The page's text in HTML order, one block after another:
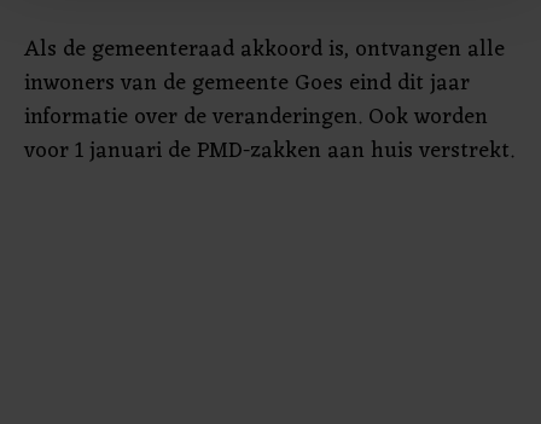
bezoek makkelijker en persoonlijker. Op
onze cookiepagina kun je ons cookiebeleid bekijken en je
gemaakte keuze altijd wijzigen of intrekken.
Als de gemeenteraad akkoord is, ontvangen alle
inwoners van de gemeente Goes eind dit jaar
informatie over de veranderingen. Ook worden
voor 1 januari de PMD-zakken aan huis verstrekt.